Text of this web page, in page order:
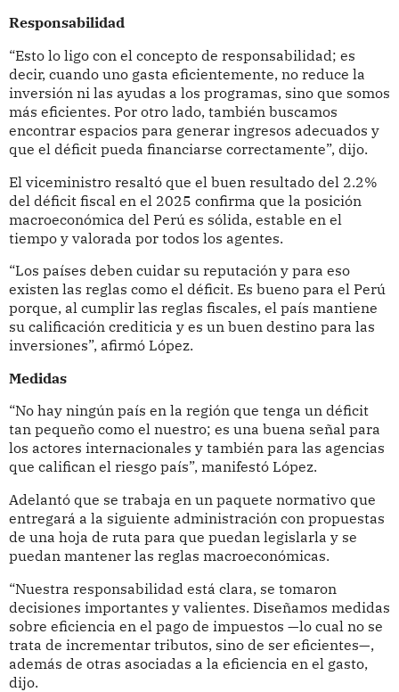
Responsabilidad
“Esto lo ligo con el concepto de responsabilidad; es
decir, cuando uno gasta eficientemente, no reduce la
inversión ni las ayudas a los programas, sino que somos
más eficientes. Por otro lado, también buscamos
encontrar espacios para generar ingresos adecuados y
que el déficit pueda financiarse correctamente”, dijo.
El viceministro resaltó que el buen resultado del 2.2%
del déficit fiscal en el 2025 confirma que la posición
macroeconómica del Perú es sólida, estable en el
tiempo y valorada por todos los agentes.
“Los países deben cuidar su reputación y para eso
existen las reglas como el déficit. Es bueno para el Perú
porque, al cumplir las reglas fiscales, el país mantiene
su calificación crediticia y es un buen destino para las
inversiones”, afirmó López.
Medidas
“No hay ningún país en la región que tenga un déficit
tan pequeño como el nuestro; es una buena señal para
los actores internacionales y también para las agencias
que califican el riesgo país”, manifestó López.
Adelantó que se trabaja en un paquete normativo que
entregará a la siguiente administración con propuestas
de una hoja de ruta para que puedan legislarla y se
puedan mantener las reglas macroeconómicas.
“Nuestra responsabilidad está clara, se tomaron
decisiones importantes y valientes. Diseñamos medidas
sobre eficiencia en el pago de impuestos —lo cual no se
trata de incrementar tributos, sino de ser eficientes—,
además de otras asociadas a la eficiencia en el gasto,
dijo.